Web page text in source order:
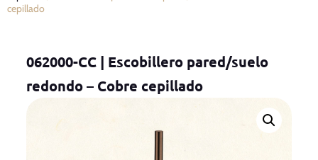
cepillado
062000-CC | Escobillero pared/suelo
redondo – Cobre cepillado